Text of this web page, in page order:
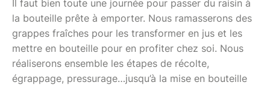
Il faut bien toute une journée pour passer du raisin à
la bouteille prête à emporter. Nous ramasserons des
grappes fraîches pour les transformer en jus et les
mettre en bouteille pour en profiter chez soi. Nous
réaliserons ensemble les étapes de récolte,
égrappage, pressurage…jusqu’à la mise en bouteille